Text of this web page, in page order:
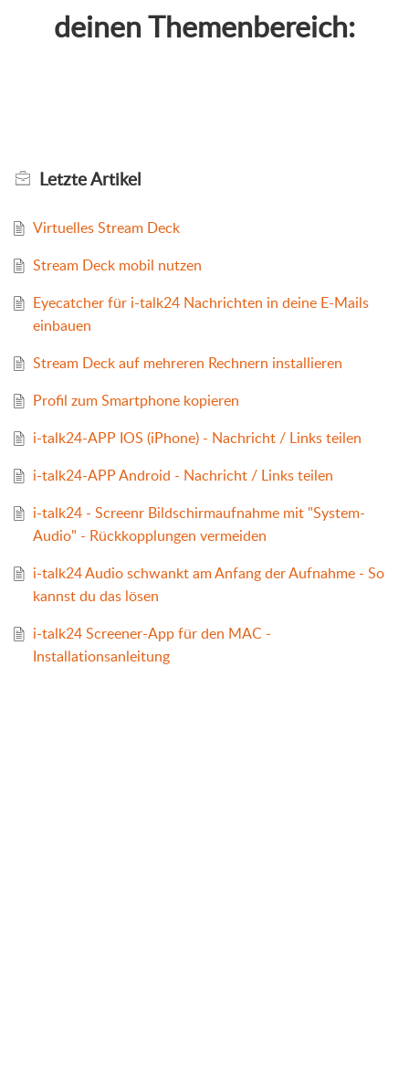
deinen Themenbereich:
LetzteArtikel
Virtuelles Stream Deck
Stream Deck mobil nutzen
Eyecatcher für i-talk24 Nachrichten in deine E-Mails
einbauen
Stream Deck auf mehreren Rechnern installieren
Profil zum Smartphone kopieren
i-talk24-APP IOS (iPhone) - Nachricht / Links teilen
i-talk24-APP Android - Nachricht / Links teilen
i-talk24 - Screenr Bildschirmaufnahme mit "System-
Audio" - Rückkopplungen vermeiden
i-talk24 Audio schwankt am Anfang der Aufnahme - So
kannst du das lösen
i-talk24 Screener-App für den MAC -
Installationsanleitung